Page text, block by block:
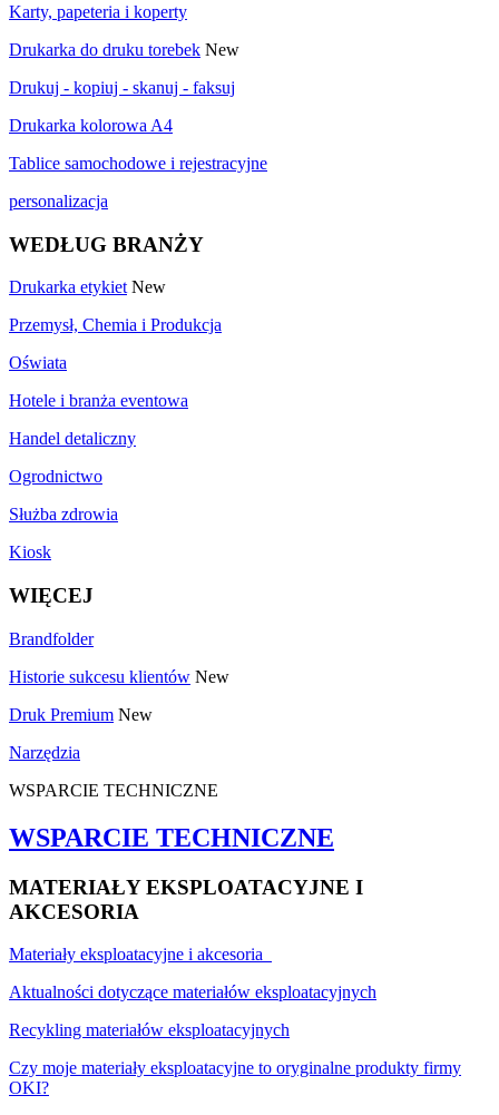
Karty, papeteria i koperty
Drukarka do druku torebek New
Drukuj - kopiuj - skanuj - faksuj
Drukarka kolorowa A4
Tablice samochodowe i rejestracyjne
personalizacja
WEDŁUG BRANŻY
Drukarka etykiet New
Przemysł, Chemia i Produkcja
Oświata
Hotele i branża eventowa
Handel detaliczny
Ogrodnictwo
Służba zdrowia
Kiosk
WIĘCEJ
Brandfolder
Historie sukcesu klientów New
Druk Premium New
Narzędzia
WSPARCIE TECHNICZNE
WSPARCIE TECHNICZNE
MATERIAŁY EKSPLOATACYJNE I
AKCESORIA
Materiały eksploatacyjne i akcesoria
Aktualności dotyczące materiałów eksploatacyjnych
Recykling materiałów eksploatacyjnych
Czy moje materiały eksploatacyjne to oryginalne produkty firmy
OKI?